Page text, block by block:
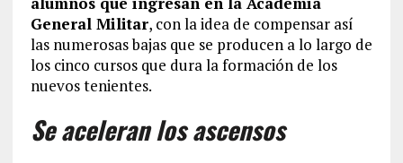
General Militar, con la idea de compensar así
las numerosas bajas que se producen a lo largo de
los cinco cursos que dura la formación de los
nuevos tenientes.
Se aceleran los ascensos